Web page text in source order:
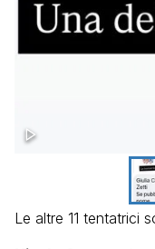
Le altre 11 tentatrici